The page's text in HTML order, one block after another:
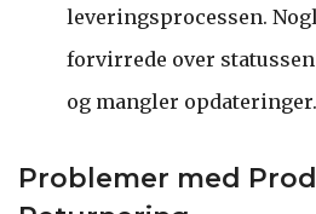
leveringsprocessen.
forvirrede over
og mangler opdateringer.
Problemer med